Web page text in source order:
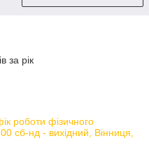
за рік
роботи фізичного
сб-нд - вихідний, Вінниця,